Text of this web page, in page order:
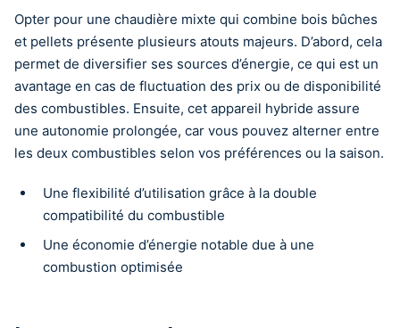
Opter pour une chaudière mixte qui combine bois bûches
et pellets présente plusieurs atouts majeurs. D’abord, cela
permet de diversifier ses sources d’énergie, ce qui est un
avantage en cas de fluctuation des prix ou de disponibilité
des combustibles. Ensuite, cet appareil hybride assure
une autonomie prolongée, car vous pouvez alterner entre
les deux combustibles selon vos préférences ou la saison.
Une flexibilité d’utilisation grâce à la double
compatibilité du combustible
Une économie d’énergie notable due à une
combustion optimisée